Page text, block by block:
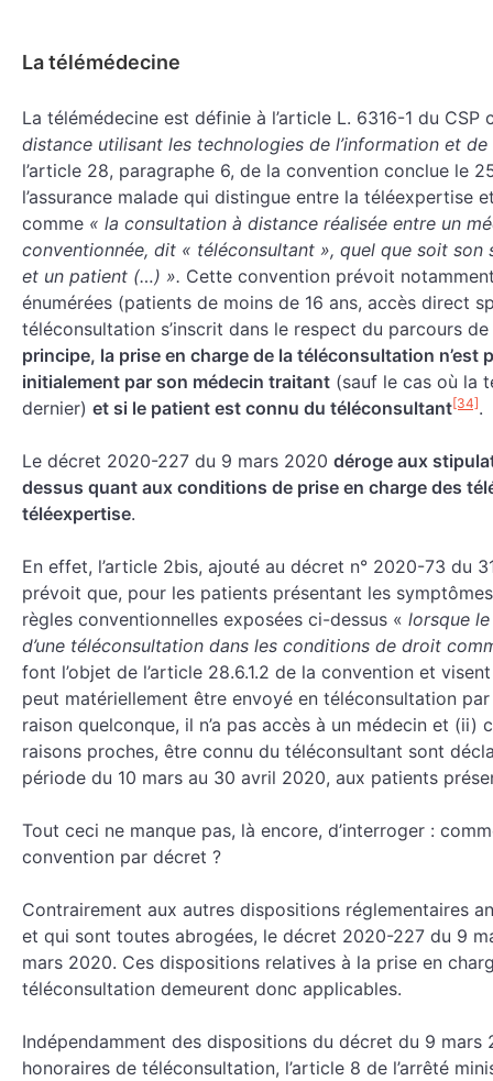
La télémédecine
La télémédecine est définie à l’article L. 6316-1 du CSP
distance utilisant les technologies de l’information et
l’article 28, paragraphe 6, de la convention conclue le
l’assurance malade qui distingue entre la téléexpertise
comme « la consultation à distance réalisée entre un
conventionnée, dit « téléconsultant », quel que soit son
et un patient (…) ». Cette convention prévoit
énumérées (patients de moins de 16 ans, accès direct
téléconsultation s’inscrit dans le respect du parcours
principe, la prise en charge de la téléconsultation n’est
initialement par son médecin traitant (sauf le cas où la
dernier) et si le patient est connu du téléconsultant[34].
Le décret 2020-227 du 9 mars 2020 déroge aux
dessus quant aux conditions de prise en charge des
téléexpertise.
En effet, l’article 2bis, ajouté au décret n° 2020-73 du
prévoit que, pour les patients présentant les
règles conventionnelles exposées ci-dessus « lorsque
d’une téléconsultation dans les conditions de droit
font l’objet de l’article 28.6.1.2 de la convention et
peut matériellement être envoyé en téléconsultation
raison quelconque, il n’a pas accès à un médecin et (ii)
raisons proches, être connu du téléconsultant sont
période du 10 mars au 30 avril 2020, aux patients
Tout ceci ne manque pas, là encore, d’interroger :
convention par décret ?
Contrairement aux autres dispositions réglementaires
et qui sont toutes abrogées, le décret 2020-227 du 9
mars 2020. Ces dispositions relatives à la prise en
téléconsultation demeurent donc applicables.
Indépendamment des dispositions du décret du 9
honoraires de téléconsultation, l’article 8 de l’arrêté